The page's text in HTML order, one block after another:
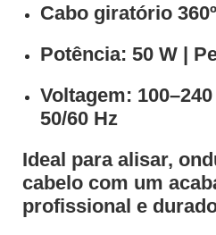
Cabo giratório 360º
Potência: 50 W |
Voltagem:
50/60 Hz
Ideal para alisar,
cabelo com um
profissional e